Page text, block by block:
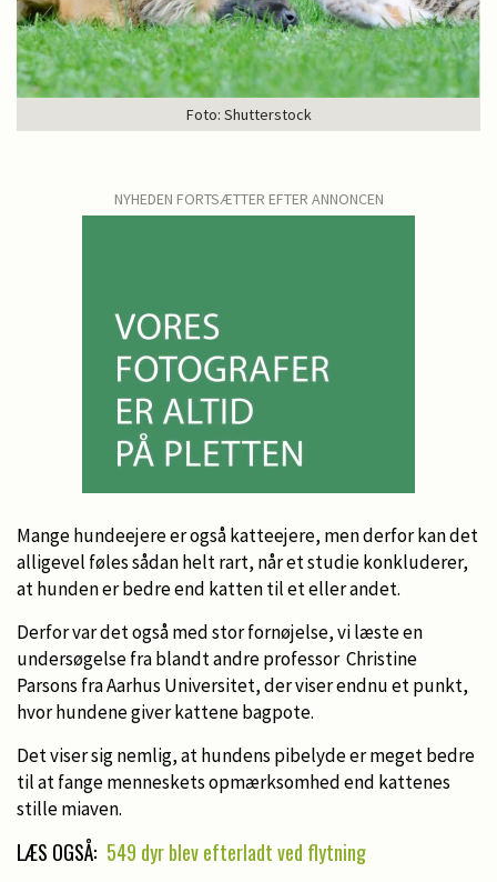
Foto: Shutterstock
NYHEDEN FORTSÆTTER EFTER ANNONCEN
Mange hundeejere er også katteejere, men derfor kan det
alligevel føles sådan helt rart, når et studie konkluderer,
at hunden er bedre end katten til et eller andet.
Derfor var det også med stor fornøjelse, vi læste en
undersøgelse fra blandt andre professor Christine
Parsons fra Aarhus Universitet, der viser endnu et punkt,
hvor hundene giver kattene bagpote.
Det viser sig nemlig, at hundens pibelyde er meget bedre
til at fange menneskets opmærksomhed end kattenes
stille miaven.
LÆS OGSÅ: 549 dyr blev efterladt ved flytning